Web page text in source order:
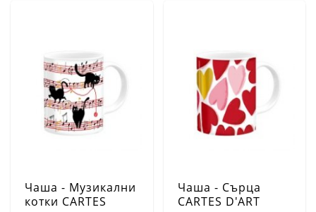
Чаша - Музикални
котки CARTES
Чаша - Сърца
CARTES D'ART